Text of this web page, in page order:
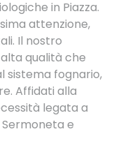
in Piazza.
attenzione,
Il nostro
qualità che
sistema fognario,
Affidati alla
legata a
e